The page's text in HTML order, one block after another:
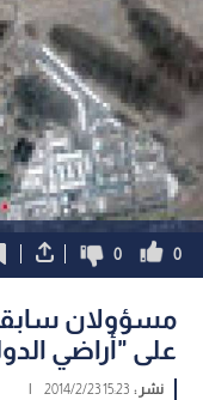
0
0
مسؤولان
على "أراضي
نشر :15:23 2014/2/23
|